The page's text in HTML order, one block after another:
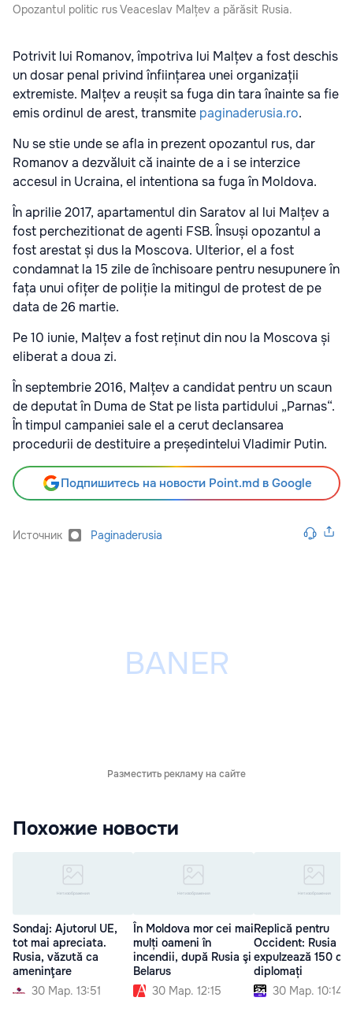
Opozantul politic rus Veaceslav Malțev a părăsit Rusia.
Potrivit lui Romanov, împotriva lui Malțev a fost deschis
un dosar penal privind înființarea unei organizații
extremiste. Malțev a reușit sa fuga din tara înainte sa fie
emis ordinul de arest, transmite paginaderusia.ro.
Nu se stie unde se afla in prezent opozantul rus, dar
Romanov a dezvăluit că inainte de a i se interzice
accesul in Ucraina, el intentiona sa fuga în Moldova.
În aprilie 2017, apartamentul din Saratov al lui Malțev a
fost perchezitionat de agenti FSB. Însuși opozantul a
fost arestat și dus la Moscova. Ulterior, el a fost
condamnat la 15 zile de închisoare pentru nesupunere în
fața unui ofițer de poliție la mitingul de protest de pe
data de 26 martie.
Pe 10 iunie, Malțev a fost reținut din nou la Moscova și
eliberat a doua zi.
În septembrie 2016, Malțev a candidat pentru un scaun
de deputat în Duma de Stat pe lista partidului „Parnas“.
În timpul campaniei sale el a cerut declansarea
procedurii de destituire a președintelui Vladimir Putin.
Подпишитесь на новости Point.md в Google
Источник Paginaderusia
Разместить рекламу на сайте
Похожие новости
Sondaj: Ajutorul UE,
tot mai apreciata.
Rusia, văzută ca
ameninţare
30 Мар. 13:51
În Moldova mor cei mai
mulți oameni în
incendii, după Rusia şi
Belarus
30 Мар. 12:15
Replică pentru
Occident: Rusia
expulzează 150 de
diplomați
30 Мар. 10:14